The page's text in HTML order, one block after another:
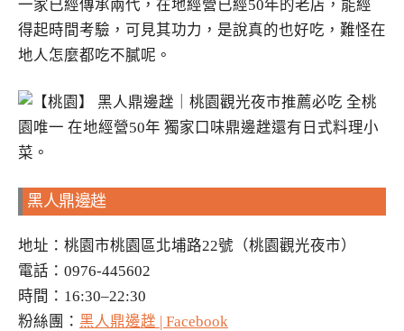
一家已經傳承兩代，在地經營已經50年的老店，能經
得起時間考驗，可見其功力，是說真的也好吃，難怪在
地人怎麼都吃不膩呢。
黑人鼎邊趖
地址：桃園市桃園區北埔路22號（桃園觀光夜市）
電話：0976-445602
時間：16:30–22:30
粉絲團： 黑人鼎邊趖 | Facebook